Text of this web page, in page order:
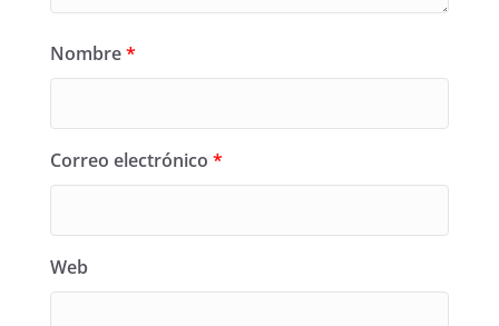
Nombre*
Correo electrónico *
Web